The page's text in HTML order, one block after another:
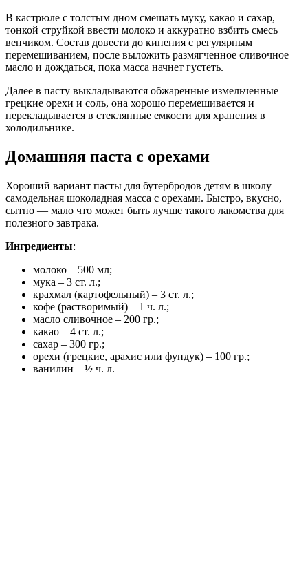
В кастрюле с толстым дном смешать муку, какао и сахар,
тонкой струйкой ввести молоко и аккуратно взбить смесь
венчиком. Состав довести до кипения с регулярным
перемешиванием, после выложить размягченное сливочное
масло и дождаться, пока масса начнет густеть.
Далее в пасту выкладываются обжаренные измельченные
грецкие орехи и соль, она хорошо перемешивается и
перекладывается в стеклянные емкости для хранения в
холодильнике.
Домашняя паста с орехами
Хороший вариант пасты для бутербродов детям в школу –
самодельная шоколадная масса с орехами. Быстро, вкусно,
сытно — мало что может быть лучше такого лакомства для
полезного завтрака.
Ингредиенты:
молоко – 500 мл;
мука – 3 ст. л.;
крахмал (картофельный) – 3 ст. л.;
кофе (растворимый) – 1 ч. л.;
масло сливочное – 200 гр.;
какао – 4 ст. л.;
сахар – 300 гр.;
орехи (грецкие, арахис или фундук) – 100 гр.;
ванилин – ½ ч. л.